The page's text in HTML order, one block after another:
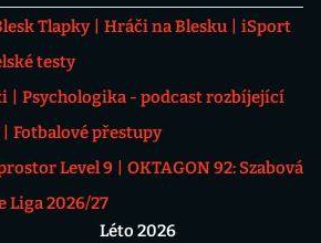
Tlapky Hráči na Blesku
iSport
testy
Psychologika - podcast rozbíjející
Fotbalové přestupy
Level 9
OKTAGON 92: Szabová
Liga 2026/27
Léto 2026